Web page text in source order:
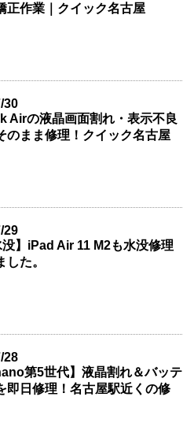
正作業｜クイック名古屋
30
Airの液晶画面割れ・表示不良
のまま修理！クイック名古屋
29
没】iPad Air 11 M2も水没修理
した。
28
第5世代】液晶割れ＆バッテ
即日修理！名古屋駅近くの修